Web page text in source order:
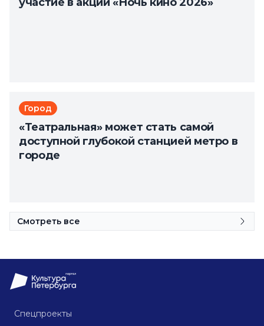
Город
«Театральная» может стать самой
доступной глубокой станцией метро в
городе
Смотреть все
Спецпроекты